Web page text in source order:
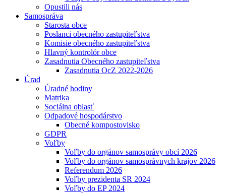
Opustili nás
Samospráva
Starosta obce
Poslanci obecného zastupiteľstva
Komisie obecného zastupiteľstva
Hlavný kontrolór obce
Zasadnutia Obecného zastupiteľstva
Zasadnutia OcZ 2022-2026
Úrad
Úradné hodiny
Matrika
Sociálna oblasť
Odpadové hospodárstvo
Obecné kompostovisko
GDPR
Voľby
Voľby do orgánov samosprávy obcí 2026
Voľby do orgánov samosprávnych krajov 2026
Referendum 2026
Voľby prezidenta SR 2024
Voľby do EP 2024